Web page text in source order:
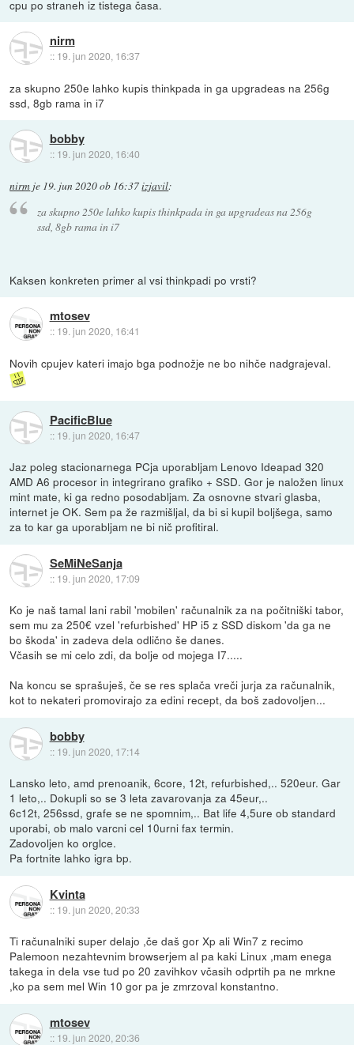
cpu po straneh iz tistega časa.
nirm
:: 19. jun 2020, 16:37
za skupno 250e lahko kupis thinkpada in ga upgradeas na 256g
ssd, 8gb rama in i7
bobby
:: 19. jun 2020, 16:40
nirm je 19. jun 2020 ob 16:37izjavil:
za skupno 250e lahko kupis thinkpada in ga upgradeas na 256g
ssd, 8gb rama in i7
Kaksen konkreten primer al vsi thinkpadi po vrsti?
mtosev
:: 19. jun 2020, 16:41
Novih cpujev kateri imajo bga podnožje ne bo nihče nadgrajeval.
PacificBlue
:: 19. jun 2020, 16:47
Jaz poleg stacionarnega PCja uporabljam Lenovo Ideapad 320
AMD A6 procesor in integrirano grafiko + SSD. Gor je naložen linux
mint mate, ki ga redno posodabljam. Za osnovne stvari glasba,
internet je OK. Sem pa že razmišljal, da bi si kupil boljšega, samo
za to kar ga uporabljam ne bi nič profitiral.
SeMiNeSanja
:: 19. jun 2020, 17:09
Ko je naš tamal lani rabil 'mobilen' računalnik za na počitniški tabor,
sem mu za 250€ vzel 'refurbished' HP i5 z SSD diskom 'da ga ne
bo škoda' in zadeva dela odlično še danes.
Včasih se mi celo zdi, da bolje od mojega I7.....
Na koncu se sprašuješ, če se res splača vreči jurja za računalnik,
kot to nekateri promovirajo za edini recept, da boš zadovoljen...
bobby
:: 19. jun 2020, 17:14
Lansko leto, amd prenoanik, 6core, 12t, refurbished,.. 520eur. Gar
1 leto,.. Dokupli so se 3 leta zavarovanja za 45eur,..
6c12t, 256ssd, grafe se ne spomnim,.. Bat life 4,5ure ob standard
uporabi, ob malo varcni cel 10urni fax termin.
Zadovoljen ko orglce.
Pa fortnite lahko igra bp.
Kvinta
:: 19. jun 2020, 20:33
Ti računalniki super delajo ,če daš gor Xp ali Win7 z recimo
Palemoon nezahtevnim browserjem al pa kaki Linux ,mam enega
takega in dela vse tud po 20 zavihkov včasih odprtih pa ne mrkne
,ko pa sem mel Win 10 gor pa je zmrzoval konstantno.
mtosev
:: 19. jun 2020, 20:36